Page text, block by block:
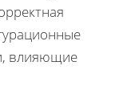
влияющие